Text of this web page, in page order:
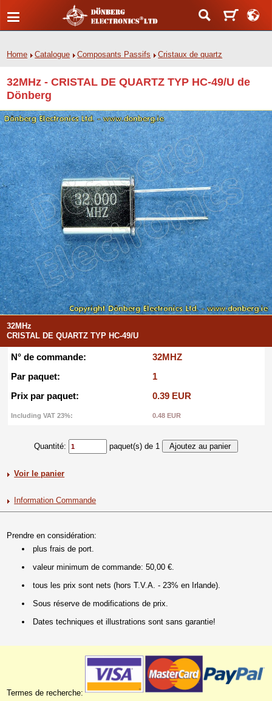
Home Catalogue Composants Passifs Cristaux de quartz
32MHz - CRISTAL DE QUARTZ TYP HC-49/U de
Dönberg
32MHz
CRISTAL DE QUARTZ TYP HC-49/U
N° de commande:
32MHZ
Par paquet:
1
Prix par paquet:
0.39 EUR
Including VAT 23%: 0.48 EUR
Quantité: paquet(s) de 1
Voir le panier
Information Commande
Prendre en considération:
plus frais de port.
valeur minimum de commande: 50,00 €.
tous les prix sont nets (hors T.V.A. - 23% en Irlande).
Sous réserve de modifications de prix.
Dates techniques et illustrations sont sans garantie!
Termes de recherche: